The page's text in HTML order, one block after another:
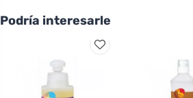
Podría interesarle